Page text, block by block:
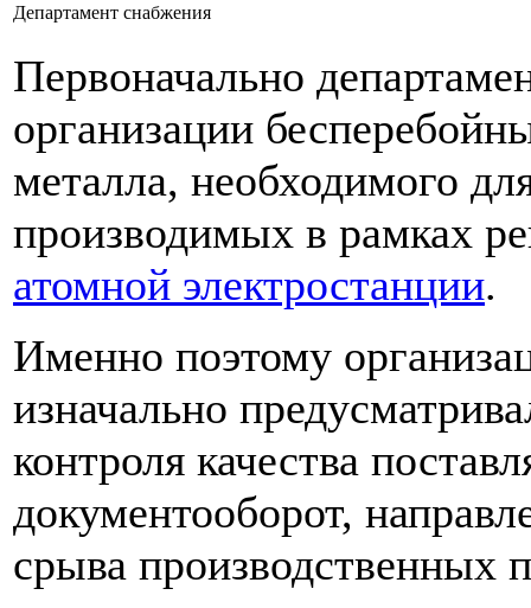
Департамент снабжения
Первоначально
организации
металла, необходимого
производимых в рамках
атомной электростанции.
Именно поэтому
изначально
контроля качества
документооборот,
срыва производственных